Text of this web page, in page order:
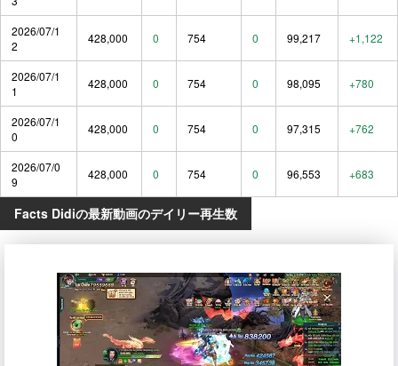
2026/07/1
2
428,000 0 754 0 99,217 +1,122
2026/07/1
1
428,000 0 754 0 98,095 +780
2026/07/1
0
428,000 0 754 0 97,315 +762
2026/07/0
9
428,000 0 754 0 96,553 +683
Facts Didiの最新動画のデイリー再生数